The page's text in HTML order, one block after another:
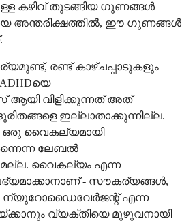
കഴിവ് തുടങ്ങിയ ഗുണങ്ങൾ
അന്തരീക്ഷത്തിൽ, ഈ ഗുണങ്ങൾ
രണ്ട് കാഴ്ചപ്പാടുകളും
വിളിക്കുന്നത് അത്
ഇല്ലാതാക്കുന്നില്ല.
ഒരു വൈകല്യമായി
ലേബൽ
വൈകല്യം എന്ന
- സൗകര്യങ്ങൾ,
ന്യൂറോഡൈവേർജന്റ് എന്ന
വ്യക്തിയെ മുഴുവനായി